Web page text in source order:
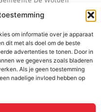
om informatie over je apparaat
dit met als doel om de beste
advertenties te tonen. Door in
we gegevens zoals bladeren
Als je geen toestemming
nadelige invloed hebben op